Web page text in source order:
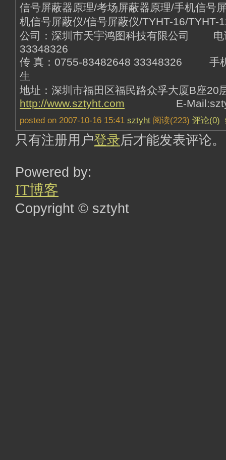
信号屏蔽器原理/考场屏蔽器原理/手机信号
机信号屏蔽仪/信号屏蔽仪/TYHT-16/TYHT-
公司：深圳市天宇鸿图科技有限公司 电
33348326
传 真：0755-83482648 33348326 手
生
地址：深圳市福田区福民路众孚大厦B座
http://www.sztyht.com E-
posted on 2007-10-16 15:41 sztyht 阅读(223) 评论(0)
只有注册用户登录后才能发表评论。
Powered by:
IT博客
Copyright © sztyht